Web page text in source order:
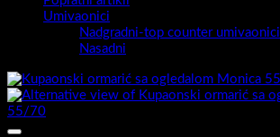
Umivaonici
Nadgradni-top counter umivaonici
Nasadni